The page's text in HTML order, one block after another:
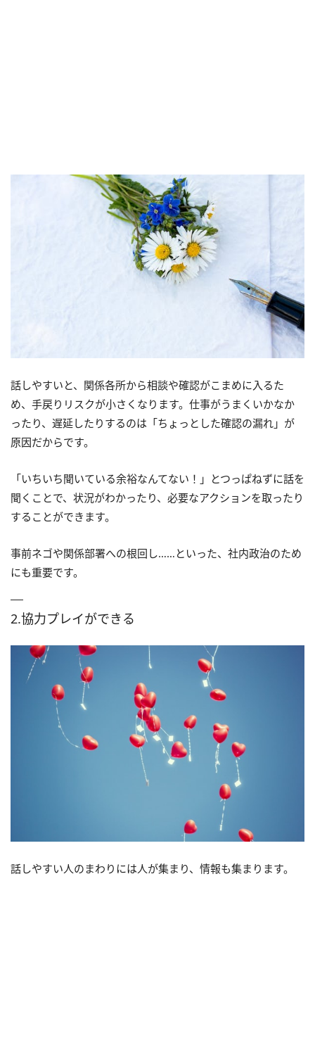
話しやすいと、関係各所から相談や確認がこまめに入るた
め、手戻りリスクが小さくなります。仕事がうまくいかなか
ったり、遅延したりするのは「ちょっとした確認の漏れ」が
原因だからです。
「いちいち聞いている余裕なんてない！」とつっぱねずに話を
聞くことで、状況がわかったり、必要なアクションを取ったり
することができます。
事前ネゴや関係部署への根回し……といった、社内政治のため
にも重要です。
2.協力プレイができる
話しやすい人のまわりには人が集まり、情報も集まります。